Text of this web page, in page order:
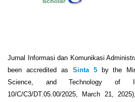
Jurnal Informasi dan Komunikasi
been accredited as Sinta 5by the
Science, and Technology of
10/C/C3/DT.05.00/2025, March 21,